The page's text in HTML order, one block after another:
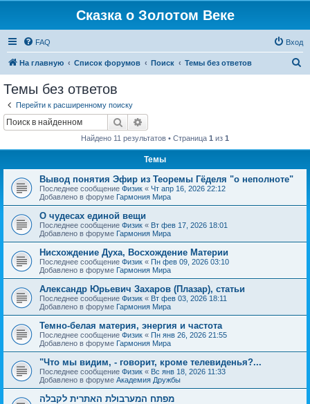
Сказка о Золотом Веке
FAQ Вход
На главную Список форумов Поиск Темы без ответов
Темы без ответов
Перейти к расширенному поиску
Поиск
Найдено 11 результатов • Страница 1 из 1
Темы
Вывод понятия Эфир из Теоремы Гёделя "о неполноте"
Последнее сообщение Физик « Чт апр 16, 2026 22:12
Добавлено в форуме Гармония Мира
О чудесах единой вещи
Последнее сообщение Физик « Вт фев 17, 2026 18:01
Добавлено в форуме Гармония Мира
Нисхождение Духа, Восхождение Материи
Последнее сообщение Физик « Пн фев 09, 2026 03:10
Добавлено в форуме Гармония Мира
Александр Юрьевич Захаров (Плазар), статьи
Последнее сообщение Физик « Вт фев 03, 2026 18:11
Добавлено в форуме Гармония Мира
Темно-белая материя, энергия и частота
Последнее сообщение Физик « Пн янв 26, 2026 21:55
Добавлено в форуме Гармония Мира
"Что мы видим, - говорит, кроме телевиденья?...
Последнее сообщение Физик « Вс янв 18, 2026 11:33
Добавлено в форуме Академия Дружбы
מפתח המערבולת האתרית לקבלה